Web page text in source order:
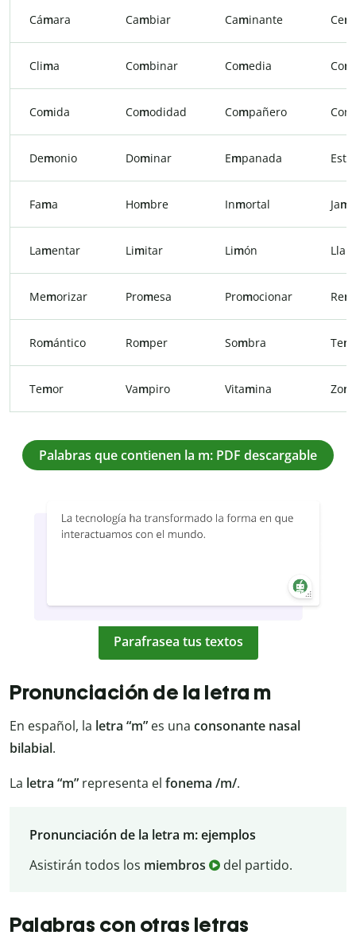
Cámara Cambiar Caminante Cem
Clima Combinar Comedia Com
Comida Comodidad Compañero Con
Demonio Dominar Empanada Esti
Fama Hombre Inmortal Jam
Lamentar Limitar Limón Lla
Memorizar Promesa Promocionar Rem
Romántico Romper Sombra Tem
Temor Vampiro Vitamina Zom
Palabras que contienen la m: PDF descargable
Parafrasea tus textos
Pronunciación de la letra m
En español, la letra “m” es una consonante nasal
bilabial.
La letra “m” representa el fonema /m/.
Pronunciación de la letra m: ejemplos
Asistirán todos los miembros del partido.
Palabras con otras letras